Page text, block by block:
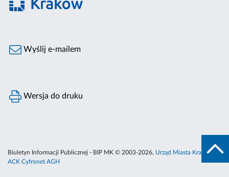
Wyślij e-mailem
Wersja do druku
Biuletyn Informacji Publicznej - BIP MK © 2003-2026, Urząd Miasta Krakowa
ACK Cyfronet AGH